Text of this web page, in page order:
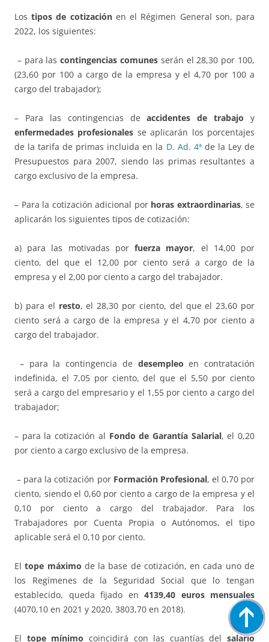
Lostipos de cotizaciónen el Régimen General son, para
2022, los siguientes:
– para lascontingencias comunes serán el 28,30 por 100,
(23,60 por 100 a cargo de la empresa y el 4,70 por 100 a
cargo del trabajador);
– Para las contingencias deaccidentes de trabajo y
enfermedades profesionales se aplicarán los porcentajes
de la tarifa de primas incluida en la D. Ad. 4ªde la Ley de
Presupuestos para 2007, siendo las primas resultantes a
cargo exclusivo de la empresa.
– Para la cotización adicional por horas extraordinarias, se
aplicarán los siguientes tipos de cotización:
a) para las motivadas porfuerza mayor, el 14,00 por
ciento, del que el 12,00 por ciento será a cargo de la
empresa y el 2,00 por ciento a cargo del trabajador.
b) para el resto, el 28,30 por ciento, del que el 23,60 por
ciento será a cargo de la empresa y el 4,70 por ciento a
cargo del trabajador.
– para la contingencia de desempleo en contratación
indefinida, el 7,05 por ciento, del que el 5,50 por ciento
será a cargo del empresario y el 1,55 por ciento a cargo del
trabajador;
– para la cotización al Fondo de Garantía Salarial, el 0,20
por ciento a cargo exclusivo de la empresa.
– para la cotización por Formación Profesional, el 0,70 por
ciento, siendo el 0,60 por ciento a cargo de la empresa y el
0,10 por ciento a cargo del trabajador. Para los
Trabajadores por Cuenta Propia o Autónomos, el tipo
aplicable será el 0,10 por ciento.
Eltope máximo de la base de cotización, en cada uno de
los Regímenes de la Seguridad Social que lo tengan
establecido, queda fijado en 4139,40 euros mensuales
(4070,10 en 2021 y 2020, 3803,70 en 2018).
El tope mínimo coincidirá con las cuantías del salario